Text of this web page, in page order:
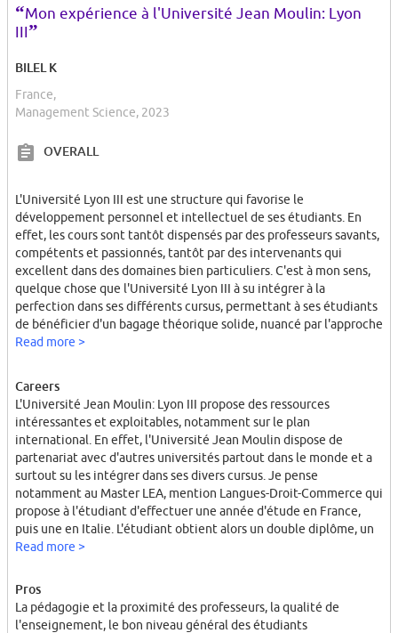
“Mon expérience à l'Université Jean Moulin: Lyon
III”
BILEL K
France,
Management Science, 2023
OVERALL
L'Université Lyon III est une structure qui favorise le
développement personnel et intellectuel de ses étudiants. En
effet, les cours sont tantôt dispensés par des professeurs savants,
compétents et passionnés, tantôt par des intervenants qui
excellent dans des domaines bien particuliers. C'est à mon sens,
quelque chose que l'Université Lyon III à su intégrer à la
perfection dans ses différents cursus, permettant à ses étudiants
de bénéficier d'un bagage théorique solide, nuancé par l'approche
plus pratique et réaliste des divers intervenants.
Read more >
Careers
L'Université Jean Moulin: Lyon III propose des ressources
intéressantes et exploitables, notamment sur le plan
international. En effet, l'Université Jean Moulin dispose de
partenariat avec d'autres universités partout dans le monde et a
surtout su les intégrer dans ses divers cursus. Je pense
notamment au Master LEA, mention Langues-Droit-Commerce qui
propose à l'étudiant d'effectuer une année d'étude en France,
puis une en Italie. L'étudiant obtient alors un double diplôme, un
de la part de l'Université Lyon III et l'autre de l'Université de
Read more >
Pros
La pédagogie et la proximité des professeurs, la qualité de
l'enseignement, le bon niveau général des étudiants